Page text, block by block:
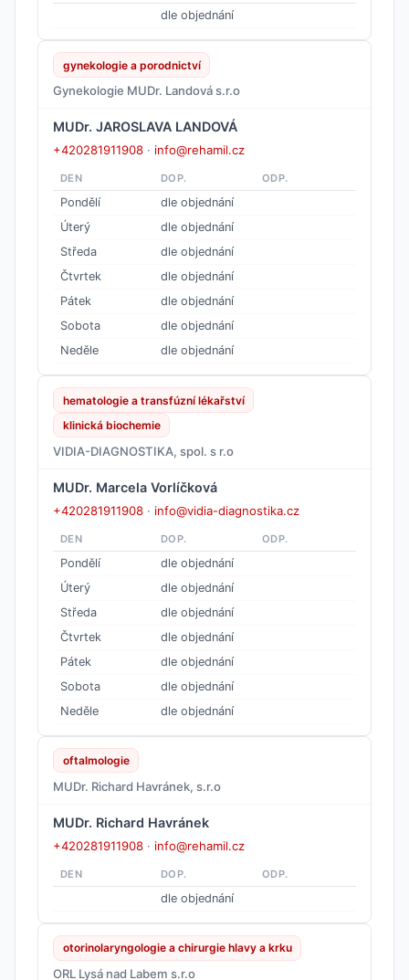
dle objednání
gynekologie a porodnictví
Gynekologie MUDr. Landová s.r.o
MUDr. JAROSLAVA LANDOVÁ
+420281911908 · info@rehamil.cz
DEN DOP. ODP.
Pondělí
dle objednání
Úterý
dle objednání
Středa
dle objednání
Čtvrtek
dle objednání
Pátek
dle objednání
Sobota
dle objednání
Neděle
dle objednání
hematologie a transfúzní lékařství
klinická biochemie
VIDIA-DIAGNOSTIKA, spol. s r.o
MUDr. Marcela Vorlíčková
+420281911908 · info@vidia-diagnostika.cz
DEN DOP. ODP.
Pondělí
dle objednání
Úterý
dle objednání
Středa
dle objednání
Čtvrtek
dle objednání
Pátek
dle objednání
Sobota
dle objednání
Neděle
dle objednání
oftalmologie
MUDr. Richard Havránek, s.r.o
MUDr. Richard Havránek
+420281911908 · info@rehamil.cz
DEN DOP. ODP.
dle objednání
otorinolaryngologie a chirurgie hlavy a krku
ORL Lysá nad Labem s.r.o